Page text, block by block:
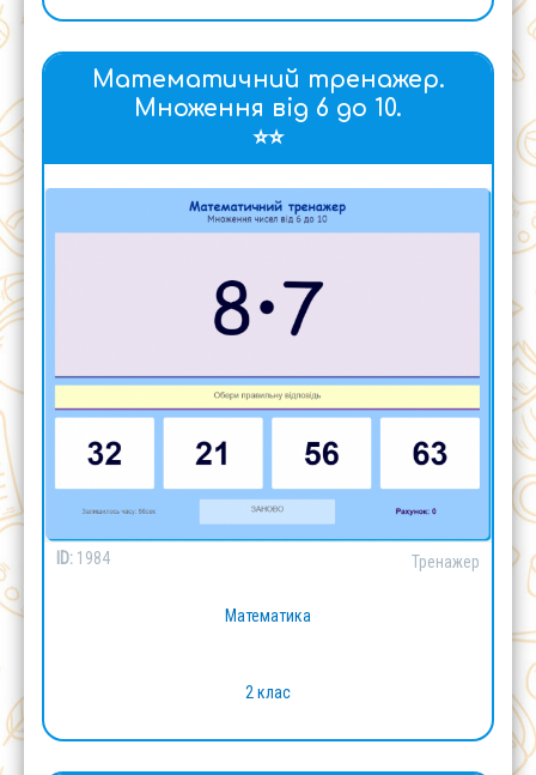
Математичний тренажер.
Множення від 6 до 10.
⭐⭐
ID: 1984 Тренажер
Математика
2 клас